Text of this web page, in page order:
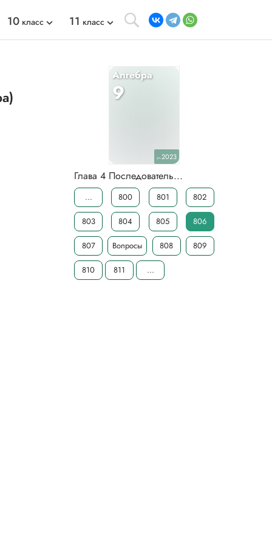
10 класс 11 класс
Алгебра
9
уч.2023
Глава 4 Последователь...
... 800 801 802
803 804 805 806
807 Вопросы 808 809
810 811 ...